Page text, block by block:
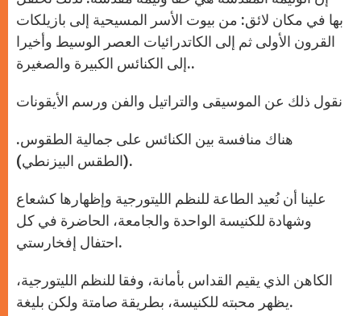
بها في مكان لائق: من بيوت الأسر المسيحية إلى بازيلكات
القرون الأولى ثم إلى الكاتدرائيات العصر الوسيط وأخيرا
إلى الكنائس الكبيرة والصغيرة..
نقول ذلك عن الموسيقى والتراتيل والفن ورسم الأيقونات
هناك منافسة بين الكنائس على جمالية الطقوس.
(الطقس البيزنطي).
علينا أن نُعيد الطاعة للنظم الليتورجية وإظهارها كشعاع
وشهادة للكنيسة الواحدة والجامعة، الحاضرة في كل
احتفال إفخارستي.
الكاهن الذي يقيم القداس بأمانة، وفقا للنظم الليتورجية،
يظهر محبته للكنيسة، بطريقة صامتة ولكن بليغة.